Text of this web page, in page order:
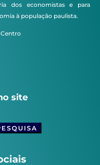
dos economistas e para
à população paulista.
Centro
site